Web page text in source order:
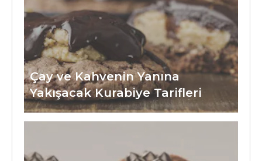
Çay ve Kahvenin Yanına
Yakışacak Kurabiye Tarifleri